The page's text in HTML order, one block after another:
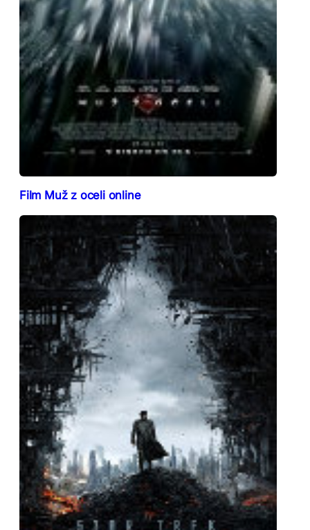
Film Muž z oceli online